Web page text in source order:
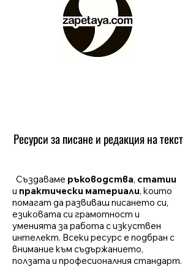
Ресурси за писане и редакция на текст
Създаваме ръководства, статии
и практически материали, които
помагат да развиваш писането си,
езиковата си грамотност и
уменията за работа с изкуствен
интелект. Всеки ресурс е подбран с
внимание към съдържанието,
ползата и професионалния стандарт.